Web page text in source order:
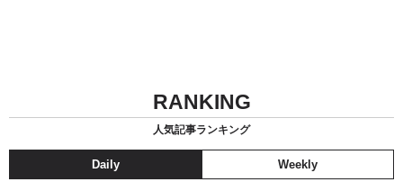
RANKING
人気記事ランキング
Daily Weekly